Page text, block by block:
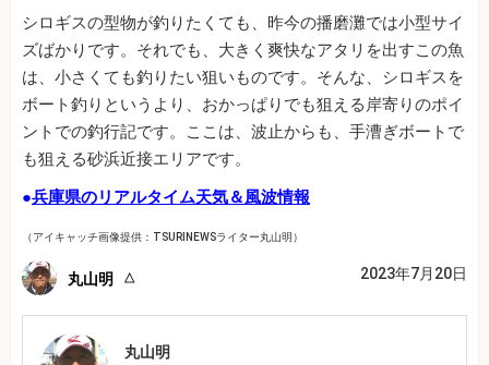
シロギスの型物が釣りたくても、昨今の播磨灘では小型サイ
ズばかりです。それでも、大きく爽快なアタリを出すこの魚
は、小さくても釣りたい狙いものです。そんな、シロギスを
ボート釣りというより、おかっぱりでも狙える岸寄りのポイ
ントでの釣行記です。ここは、波止からも、手漕ぎボートで
も狙える砂浜近接エリアです。
●兵庫県のリアルタイム天気＆風波情報
（アイキャッチ画像提供：TSURINEWSライター丸山明）
丸山明 2023年7月20日
丸山明